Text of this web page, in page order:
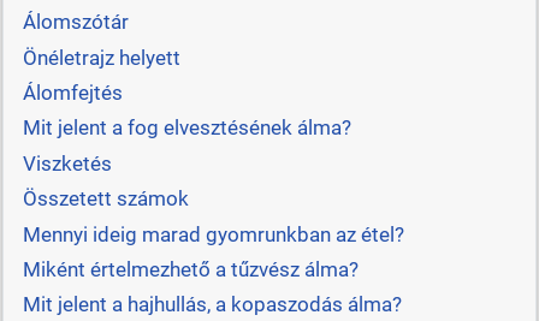
Álomszótár
Önéletrajz helyett
Álomfejtés
Mit jelent a fog elvesztésének álma?
Viszketés
Összetett számok
Mennyi ideig marad gyomrunkban az étel?
Miként értelmezhető a tűzvész álma?
Mit jelent a hajhullás, a kopaszodás álma?